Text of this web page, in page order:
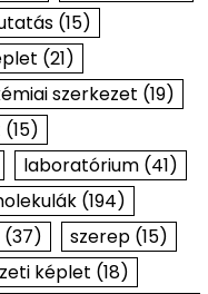
(15)
(21)
szerkezet (19)
(15)
laboratórium(41)
(194)
(37) szerep(15)
képlet (18)